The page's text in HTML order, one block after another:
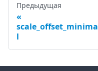
Предыдущая
scale_offset_minima
l